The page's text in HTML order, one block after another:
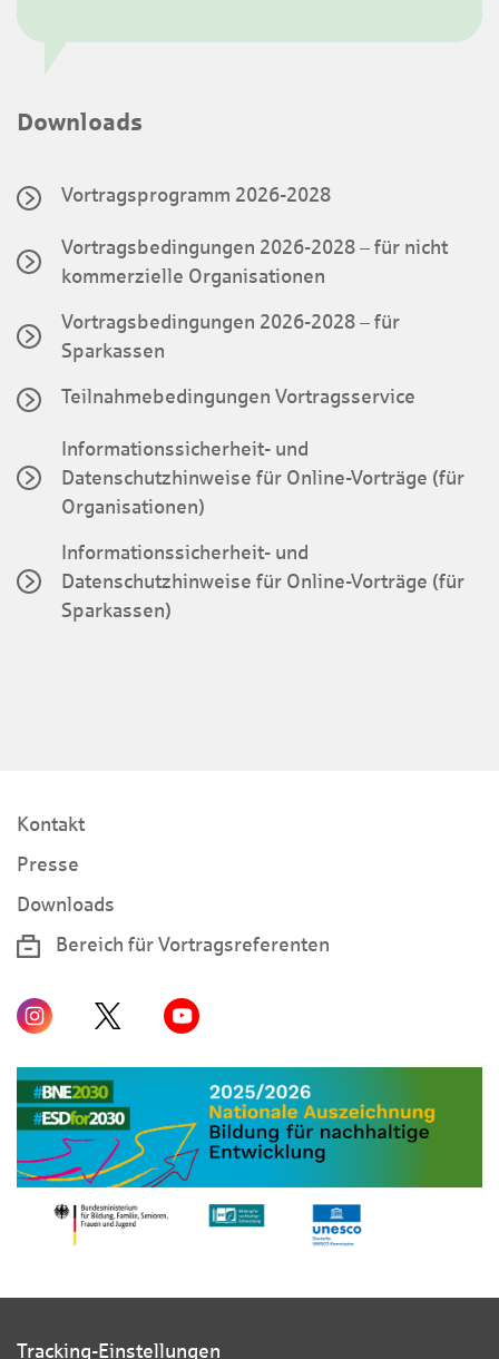
Downloads
Vortragsprogramm 2026-2028
Vortragsbedingungen 2026-2028 – für nicht
kommerzielle Organisationen
Vortragsbedingungen 2026-2028 – für
Sparkassen
Teilnahmebedingungen Vortragsservice
Informationssicherheit- und
Datenschutzhinweise für Online-Vorträge (für
Organisationen)
Informationssicherheit- und
Datenschutzhinweise für Online-Vorträge (für
Sparkassen)
Kontakt
Presse
Downloads
Bereich für Vortragsreferenten
Tracking-Einstellungen